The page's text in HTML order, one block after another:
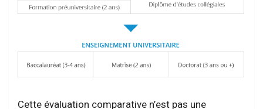
Cette évaluation comparative n’est pas une